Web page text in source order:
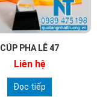
CÚP PHA LÊ 47
Liên hệ
Đọc tiếp